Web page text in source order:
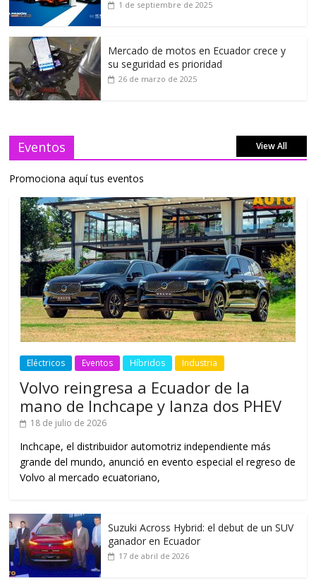
1 de septiembre de 2025
Mercado de motos en Ecuador crece y
su seguridad es prioridad
26 de marzo de 2025
Eventos View All
Promociona aquí tus eventos
Eléctricos Eventos Híbridos Industria
Volvo reingresa a Ecuador de la
mano de Inchcape y lanza dos PHEV
18 de julio de 2026
Inchcape, el distribuidor automotriz independiente más
grande del mundo, anunció en evento especial el regreso de
Volvo al mercado ecuatoriano,
Suzuki Across Hybrid: el debut de un SUV
ganador en Ecuador
17 de abril de 2026